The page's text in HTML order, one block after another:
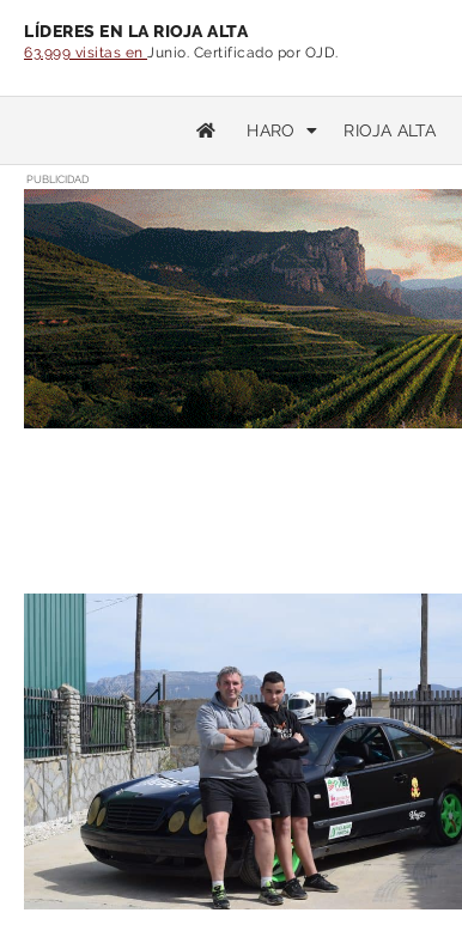
LÍDERES EN LA RIOJA ALTA
63.999 visitas en Junio. Certificado por OJD.
HARO RIOJA ALTA
PUBLICIDAD